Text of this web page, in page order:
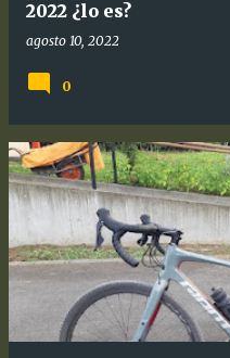
2022 ¿lo es?
agosto 10, 2022
0